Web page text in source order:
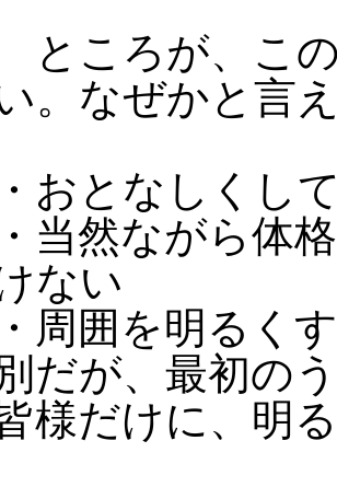
ところが、こ
。なぜかと言
・おとなしくし
・当然ながら体
ない
・周囲を明るく
だが、最初の
様だけに、明